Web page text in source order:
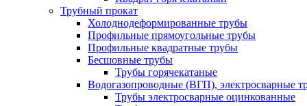
Трубный прокат
Холоднодеформированные трубы
Профильные прямоугольные трубы
Профильные квадратные трубы
Бесшовные трубы
Трубы горячекатаные
Водогазопроводные (ВГП), электросварные
Трубы электросварные оцинкованные